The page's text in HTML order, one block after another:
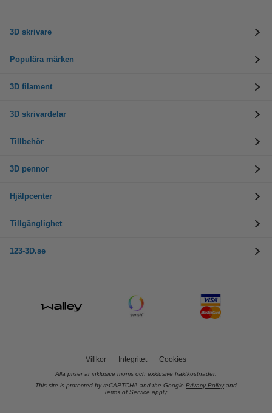
3D skrivare
Populära märken
3D filament
3D skrivardelar
Tillbehör
3D pennor
Hjälpcenter
Tillgänglighet
123-3D.se
Villkor Integritet Cookies
Alla priser är inklusive moms och exklusive fraktkostnader.
This site is protected by reCAPTCHA and the Google Privacy Policy and
Terms of Service apply.